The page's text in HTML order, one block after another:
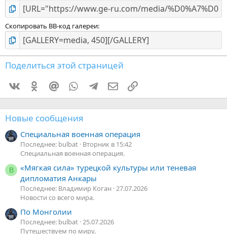
Скопировать BB-код галереи
Поделиться этой страницей
VkontakteOdnoklassniki
Mail.ruWhatsAppTelegramЭлектронная почта
Ссылка
Новые сообщения
Специальная военная операция
Последнее: bulbat Вторник в 15:42
Специальная военная операция.
В
«Мягкая сила» турецкой культуры или теневая
дипломатия Анкары
Последнее: Владимир Коган 27.07.2026
Новости со всего мира.
По Монголии
Последнее: bulbat 25.07.2026
Путешествуем по миру.